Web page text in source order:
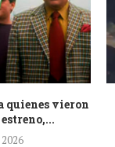
quienes vieron